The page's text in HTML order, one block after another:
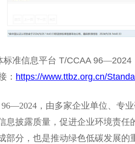
标准信息平台 T/CCAA 96—2024
： https://www.ttbz.org.cn/
，由多家企业单位、专
息披露质量，促进企业环境责
部分，也是推动绿色低碳发展